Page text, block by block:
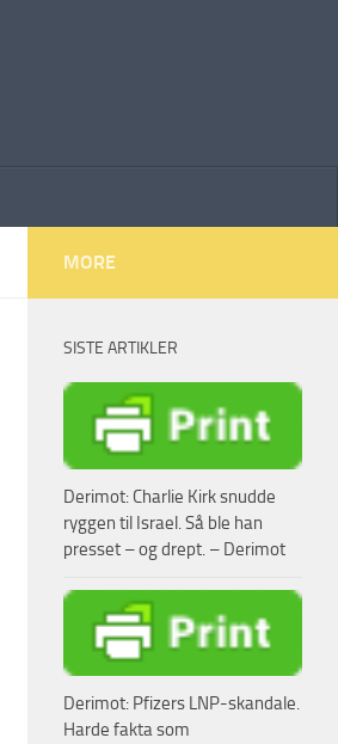
MORE
SISTE ARTIKLER
Derimot: Charlie Kirk snudde
ryggen til Israel. Så ble han
presset – og drept. – Derimot
Derimot: Pfizers LNP-skandale.
Harde fakta som